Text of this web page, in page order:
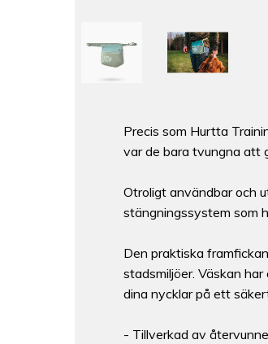
Precis som Hurtta
var de bara tvungna att
Otroligt användbar och
stängningssystem som
Den praktiska
stadsmiljöer. Väskan
dina nycklar på ett
- Tillverkad av